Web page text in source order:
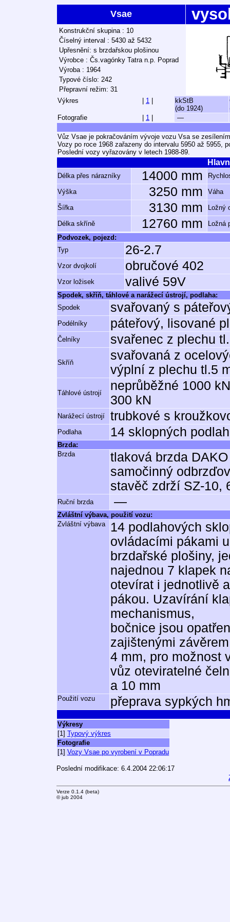
Vsae
Konstrukční skupina : 10
Číselný interval : 5430 až 5432
Upřesnění: s brzdařskou plošinou
Výrobce : Čs.vagónky Tatra n.p. Poprad
Výroba : 1964
Typové číslo: 242
Přepravní režim: 31
Výkres
1
kkStB
(do 1924)
Fotografie
1 —
Vůz Vsae je pokračováním vývoje vozu Vsa se
Vozy po roce 1968 zařazeny do intervalu 5950 až 5955,
Poslední vozy vyřazovány v letech 1988-89.
Délka přes nárazníky 14000 mm
Výška 3250 mm Váha
Šířka 3130 mm Ložný
Délka skříně 12760 mm
Ložná
Podvozek, pojezd:
Typ
26-2.7
Vzor dvojkolí obručové 402
Vzor ložisek valivé 59V
Spodek, skříň, táhlové a narážecí ústrojí, podlaha:
Spodek
svařovaný s
Podélníky páteřový, lisované
Čelníky svařenec z plechu
Skříň
svařovaná z
výplní z plechu tl.5
Táhlové ústrojí
neprůběžné 1000
300 kN
Narážecí ústrojí trubkové s
Podlaha 14 sklopných
Brzda:
Brzda
tlaková brzda
samočinný
stavěč zdrží SZ-10,
Ruční brzda —
Zvláštní výbava, použití vozu:
Zvláštní výbava
14 podlahových
ovládacími pákami
brzdařské plošiny,
najednou 7 klapek
otevírat i jednotlivě
pákou. Uzavírání
mechanismus,
bočnice jsou
zajištenými
4 mm, pro možnost
vůz oteviratelné
a 10 mm
Použití vozu přeprava sypkých
Výkresy
[1] Typový výkres
Fotografie
[1] Vozy Vsae po vyrobení v Popradu
Poslední modifikace: 6.4.2004 22:06:17
Verze 0.1.4 (beta)
© jub 2004